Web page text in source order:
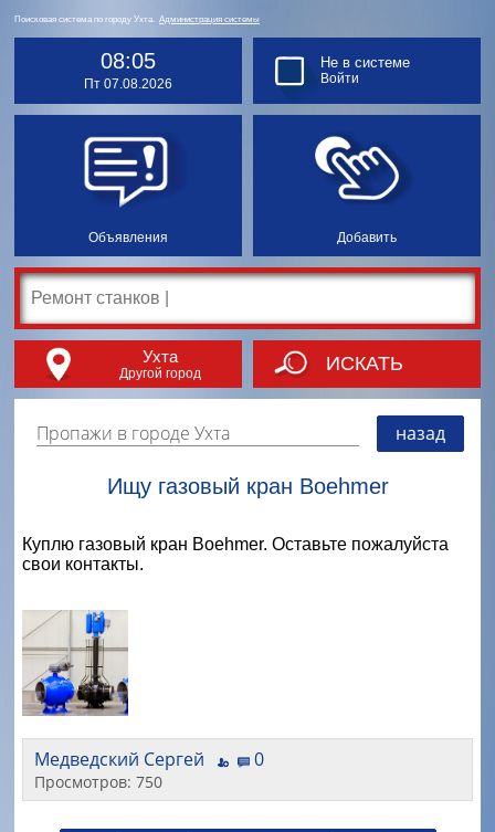
Поисковая система по городу Ухта. Администрация системы
08:05
Пт 07.08.2026
Объявления Добавить
Не в системе
Войти
Ухта
Другой город ИСКАТЬ
Пропажи в городе Ухта назад
Ищу газовый кран Boehmer
Куплю газовый кран Boehmer. Оставьте пожалуйста
свои контакты.
Медведский Сергей 0
Просмотров: 750